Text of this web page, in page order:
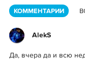
КОММЕНТАРИИ
AlekS
Да, вчера да и всю